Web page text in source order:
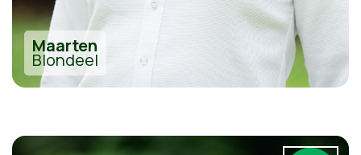
Maarten
Blondeel